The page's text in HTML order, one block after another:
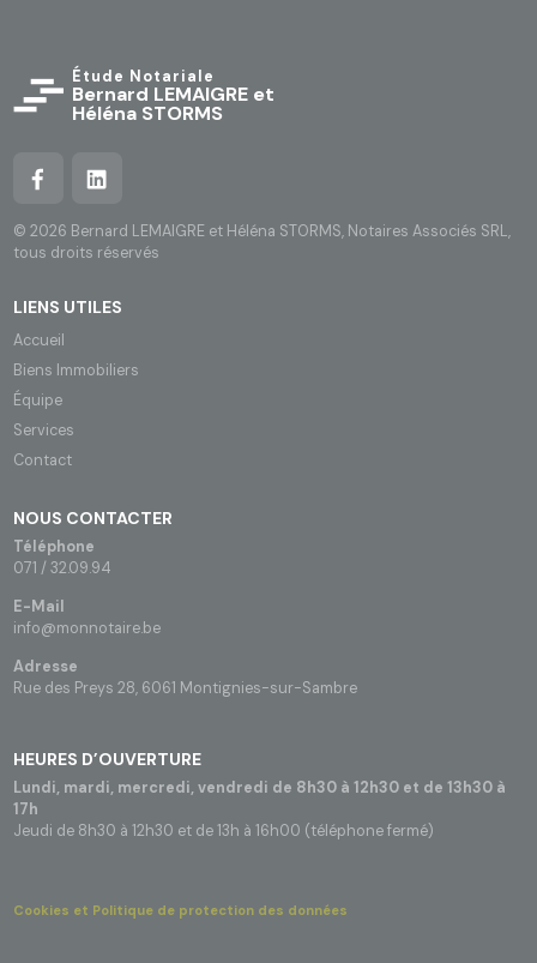
Étude Notariale
Bernard LEMAIGRE et
Héléna STORMS
© 2026 Bernard LEMAIGRE et Héléna STORMS, Notaires Associés SRL,
tous droits réservés
LIENS UTILES
Accueil
Biens Immobiliers
Équipe
Services
Contact
NOUS CONTACTER
Téléphone
071 / 32.09.94
E-Mail
info@monnotaire.be
Adresse
Rue des Preys 28, 6061 Montignies-sur-Sambre
HEURES D’OUVERTURE
Lundi, mardi, mercredi, vendredi de 8h30 à 12h30 et de 13h30 à
17h
Jeudi de 8h30 à 12h30 et de 13h à 16h00 (téléphone fermé)
Cookies et Politique de protection des données